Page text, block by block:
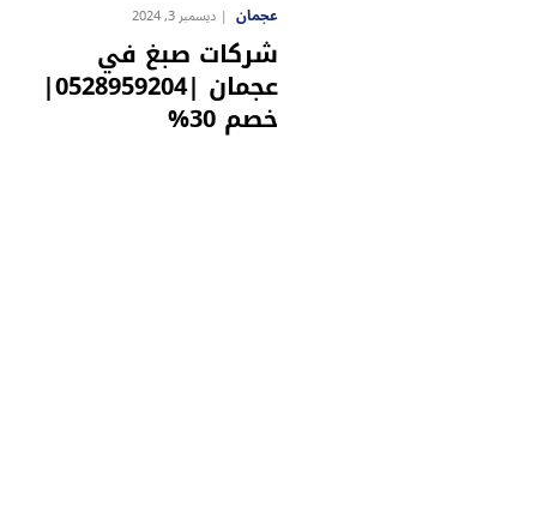
عجمان ديسمبر 3, 2024
شركات صبغ في
عجمان |0528959204|
خصم 30%